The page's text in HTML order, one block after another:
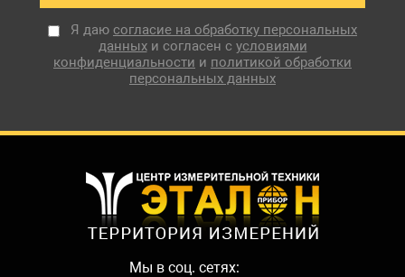
Я даю согласие на обработку персональных
данныхи согласен с условиями
конфиденциальности и политикой обработки
персональных данных
Мы в соц. сетях: